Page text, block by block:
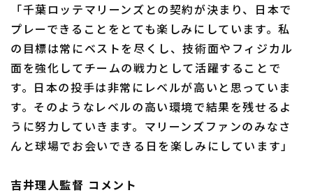
「千葉ロッテマリーンズとの契約が決まり、日本で
プレーできることをとても楽しみにしています。私
の目標は常にベストを尽くし、技術面やフィジカル
面を強化してチームの戦力として活躍することで
す。日本の投手は非常にレベルが高いと思っていま
す。そのようなレベルの高い環境で結果を残せるよ
うに努力していきます。マリーンズファンのみなさ
んと球場でお会いできる日を楽しみにしています」
吉井理人監督 コメント